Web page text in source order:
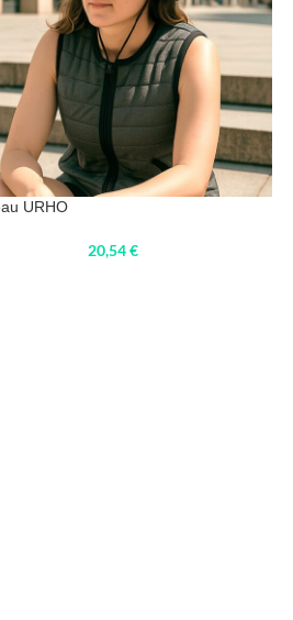
URHO
20,54€